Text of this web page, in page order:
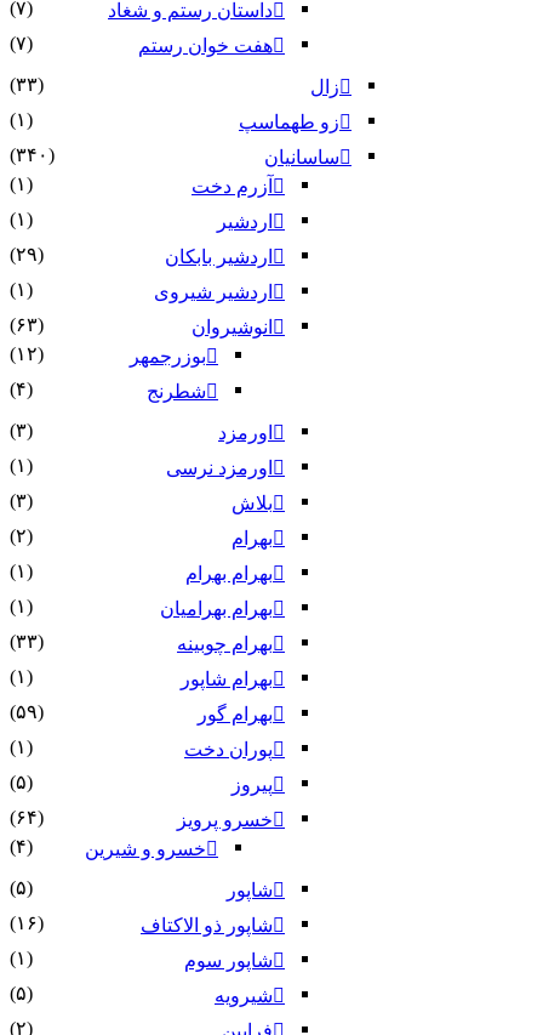
داستان رستم و شغاد
(۷)
هفت خوان رستم‏
(۷)
زال
(۳۳)
زو طهماسپ‏
(۱)
ساسانیان
(۳۴۰)
آزرم دخت
(۱)
اردشیر
(۱)
اردشیر بابکان
(۲۹)
اردشیر شیروی
(۱)
انوشیروان
(۶۳)
بوزرجمهر
(۱۲)
شطرنج
(۴)
اورمزد
(۳)
اورمزد نرسى‏
(۱)
بلاش
(۳)
بهرام
(۲)
بهرام بهرام
(۱)
بهرام بهرامیان‏
(۱)
بهرام چوبینه
(۳۳)
بهرام شاپور
(۱)
بهرام گور
(۵۹)
پوران دخت
(۱)
پیروز
(۵)
خسرو پرویز
(۶۴)
خسرو و شیرین
(۴)
شاپور
(۵)
شاپور ذو الاکتاف
(۱۶)
شاپور سوم‏
(۱)
شیرویه
(۵)
(۲)